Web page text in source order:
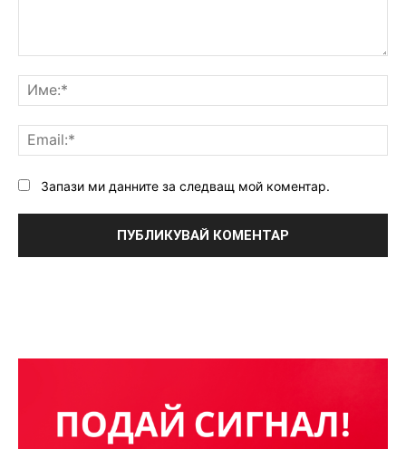
Запази ми данните за следващ мой коментар.